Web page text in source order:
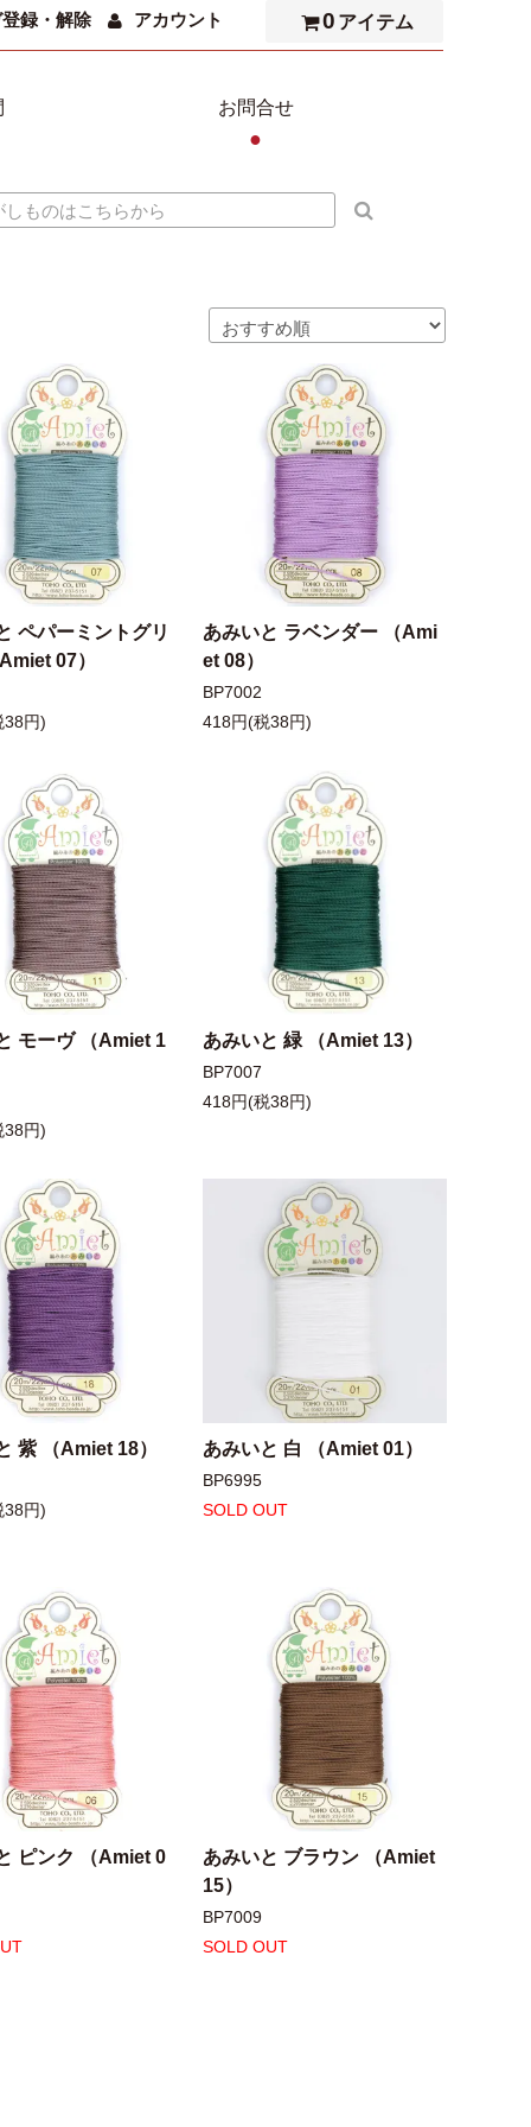
録・解除 アカウント 0 アイテム
お問合せ
●
ペパーミントグリ
07）
38円)
あみいと ラベンダー （Ami
et 08）
BP7002
418円(税38円)
モーヴ （Amiet 1
38円)
あみいと 緑 （Amiet 13）
BP7007
418円(税38円)
紫 （Amiet 18）
38円)
あみいと 白 （Amiet 01）
BP6995
SOLD OUT
ピンク （Amiet 0
あみいと ブラウン （Amiet
15）
BP7009
SOLD OUT